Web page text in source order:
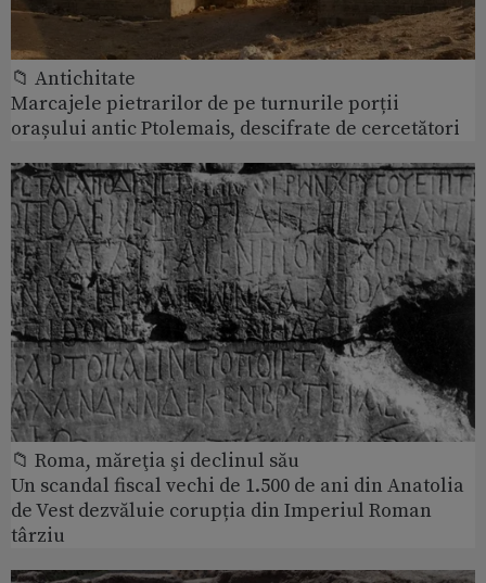
📁 Antichitate
Marcajele pietrarilor de pe turnurile porții
orașului antic Ptolemais, descifrate de cercetători
📁 Roma, măreţia şi declinul său
Un scandal fiscal vechi de 1.500 de ani din Anatolia
de Vest dezvăluie corupția din Imperiul Roman
târziu